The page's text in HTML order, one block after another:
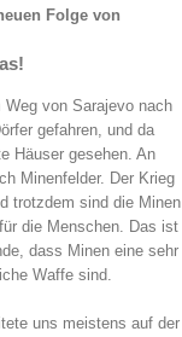
Folge von
!
von Sarajevo nach
gefahren, und da
Häuser gesehen. An
Minenfelder. Der Krieg
trotzdem sind die Minen
die Menschen. Das ist
dass Minen eine sehr
Waffe sind.
uns meistens auf der